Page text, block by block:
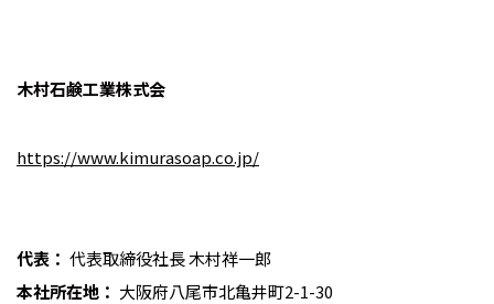
木村石鹸工業株式会
https://www.kimurasoap.co.jp/
代表： 代表取締役社長 木村祥一郎
本社所在地： 大阪府八尾市北亀井町2-1-30